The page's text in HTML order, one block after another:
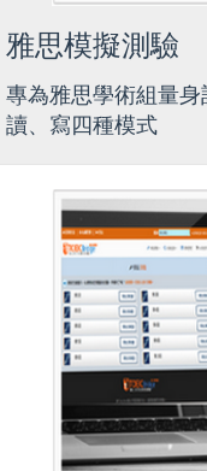
雅思模擬測驗
專為雅思學術組量
讀、寫四種模式